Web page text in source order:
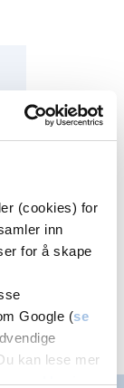
(cookies) for
inn
for å skape
Google (se
kan lese mer
.